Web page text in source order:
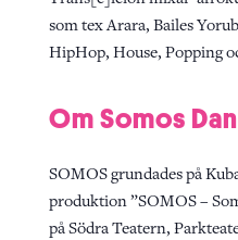
som tex Arara, Bailes
HipHop, House, Popping
Om Somos
SOMOS grundades på
produktion ”SOMOS –
på Södra Teatern,